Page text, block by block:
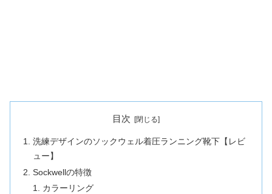
目次
洗練デザインのソックウェル着圧ランニング靴下【レビ
ュー】
Sockwellの特徴
カラーリング